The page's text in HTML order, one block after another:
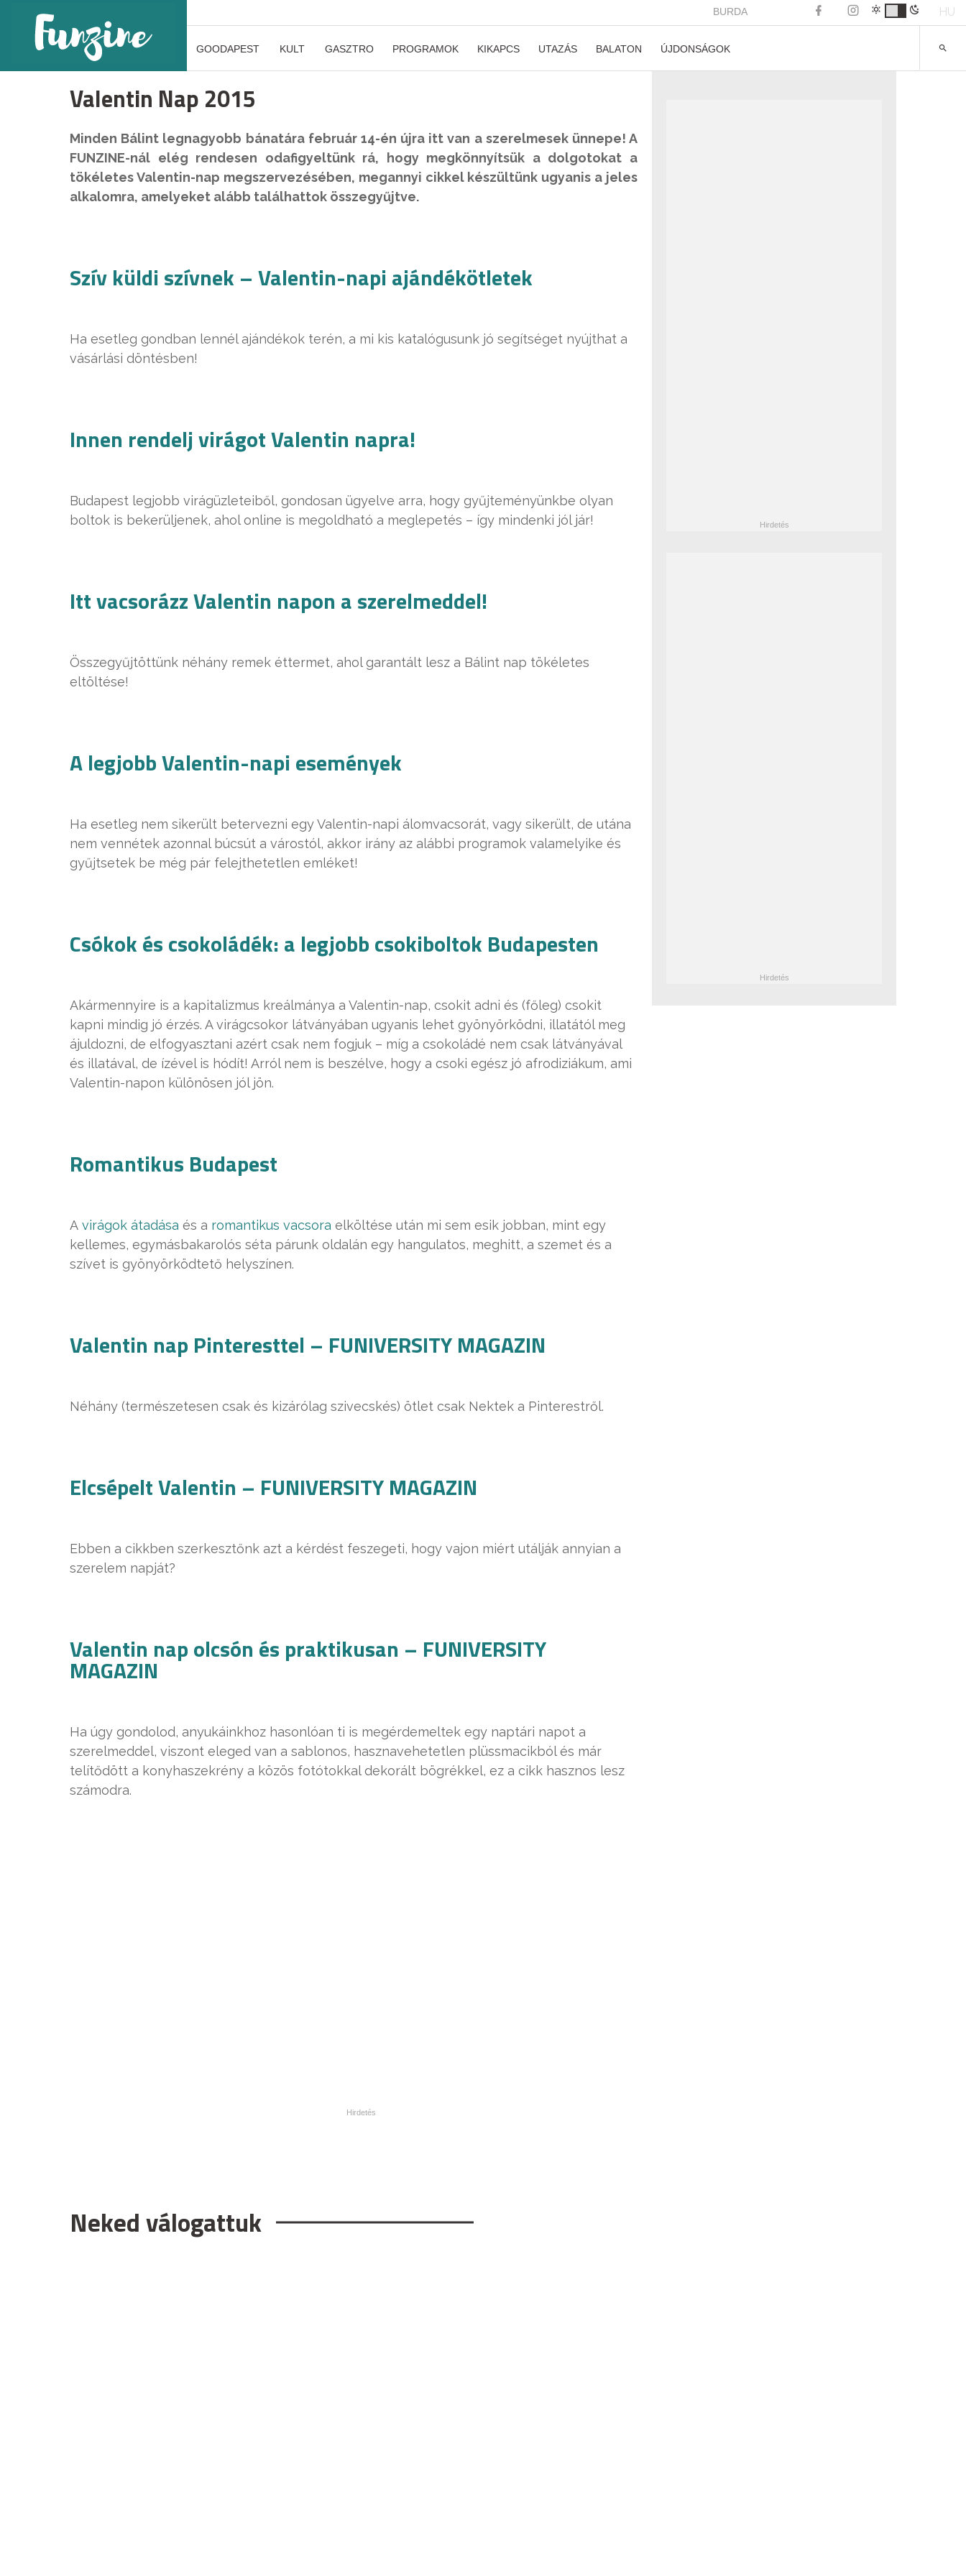
BURDA HU
GOODAPEST KULT GASZTRO PROGRAMOK KIKAPCS UTAZÁS BALATON ÚJDONSÁGOK
Valentin Nap 2015
Minden Bálint legnagyobb bánatára február 14-én újra itt van a szerelmesek ünnepe! A
FUNZINE-nál elég rendesen odafigyeltünk rá, hogy megkönnyítsük a dolgotokat a
tökéletes Valentin-nap megszervezésében, megannyi cikkel készültünk ugyanis a jeles
alkalomra, amelyeket alább találhattok összegyűjtve.
Szív küldi szívnek – Valentin-napi ajándékötletek
Ha esetleg gondban lennél ajándékok terén, a mi kis katalógusunk jó segítséget nyújthat a
vásárlási döntésben!
Innen rendelj virágot Valentin napra!
Budapest legjobb virágüzleteiből, gondosan ügyelve arra, hogy gyűjteményünkbe olyan
boltok is bekerüljenek, ahol online is megoldható a meglepetés – így mindenki jól jár!
Itt vacsorázz Valentin napon a szerelmeddel!
Összegyűjtöttünk néhány remek éttermet, ahol garantált lesz a Bálint nap tökéletes
eltöltése!
A legjobb Valentin-napi események
Ha esetleg nem sikerült betervezni egy Valentin-napi álomvacsorát, vagy sikerült, de utána
nem vennétek azonnal búcsút a várostól, akkor irány az alábbi programok valamelyike és
gyűjtsetek be még pár felejthetetlen emléket!
Csókok és csokoládék: a legjobb csokiboltok Budapesten
Akármennyire is a kapitalizmus kreálmánya a Valentin-nap, csokit adni és (főleg) csokit
kapni mindig jó érzés. A virágcsokor látványában ugyanis lehet gyönyörködni, illatától meg
ájuldozni, de elfogyasztani azért csak nem fogjuk – míg a csokoládé nem csak látványával
és illatával, de ízével is hódít! Arról nem is beszélve, hogy a csoki egész jó afrodiziákum, ami
Valentin-napon különösen jól jön.
Romantikus Budapest
A virágok átadása és a romantikus vacsora elköltése után mi sem esik jobban, mint egy
kellemes, egymásbakarolós séta párunk oldalán egy hangulatos, meghitt, a szemet és a
szívet is gyönyörködtető helyszínen.
Valentin nap Pinteresttel – FUNIVERSITY MAGAZIN
Néhány (természetesen csak és kizárólag szivecskés) ötlet csak Nektek a Pinterestről.
Elcsépelt Valentin – FUNIVERSITY MAGAZIN
Ebben a cikkben szerkesztőnk azt a kérdést feszegeti, hogy vajon miért utálják annyian a
szerelem napját?
Valentin nap olcsón és praktikusan – FUNIVERSITY
MAGAZIN
Ha úgy gondolod, anyukáinkhoz hasonlóan ti is megérdemeltek egy naptári napot a
szerelmeddel, viszont eleged van a sablonos, hasznavehetetlen plüssmacikból és már
telítődött a konyhaszekrény a közös fotótokkal dekorált bögrékkel, ez a cikk hasznos lesz
számodra.
Neked válogattuk